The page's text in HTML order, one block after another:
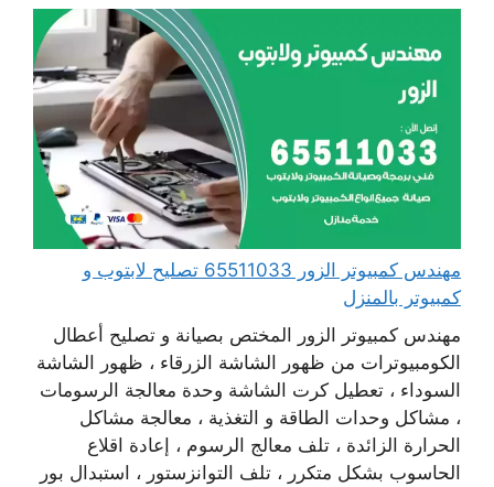
مهندس كمبيوتر الزور 65511033 تصليح لابتوب و
كمبيوتر بالمنزل
مهندس كمبيوتر الزور المختص بصيانة و تصليح أعطال
الكومبيوترات من ظهور الشاشة الزرقاء ، ظهور الشاشة
السوداء ، تعطيل كرت الشاشة وحدة معالجة الرسومات
، مشاكل وحدات الطاقة و التغذية ، معالجة مشاكل
الحرارة الزائدة ، تلف معالج الرسوم ، إعادة اقلاع
الحاسوب بشكل متكرر ، تلف التوانزستور ، استبدال بور